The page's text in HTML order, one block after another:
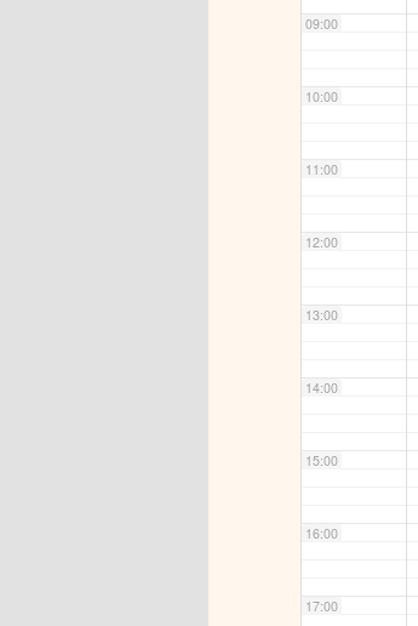
09:00
10:00
11:00
12:00
13:00
14:00
15:00
16:00
17:00